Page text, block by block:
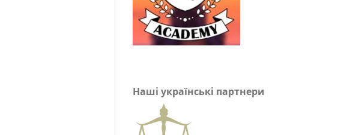
Наші українські партнери